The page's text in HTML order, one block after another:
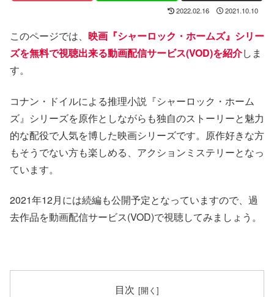
2022.02.16 2021.10.10
このページでは、 映画『シャーロック・ホームズ』シリー
ズを無料で視聴出来る動画配信サービス(VOD)を紹介しま
す。
コナン・ドイルによる推理小説『シャーロック・ホーム
ズ』シリーズを原作としながらも独自のストーリーと魅力
的な配役で人気を博した映画シリーズです。原作好きな方
もそうでない方も楽しめる、アクションミステリーとなっ
ています。
2021年12月には続編も公開予定となっていますので、過
去作品を動画配信サービス(VOD)で視聴してみましょう。
目次